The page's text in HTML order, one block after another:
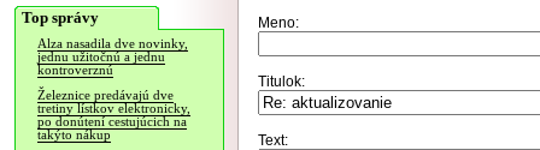
Top správy
Alza nasadila dve novinky,
jednu užitočnú a jednu
kontroverznú
Železnice predávajú dve
tretiny lístkov elektronicky,
po donútení cestujúcich na
takýto nákup
Meno:
Titulok:
Text: